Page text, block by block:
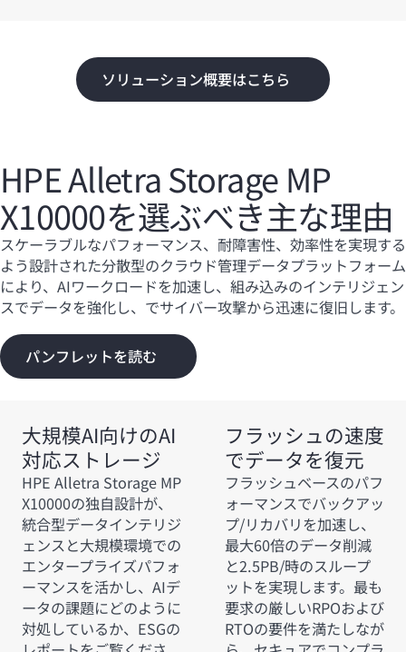
ソリューション概要はこちら
HPE Alletra Storage MP
X10000を選ぶべき主な理由
スケーラブルなパフォーマンス、耐障害性、効率性を実現する
よう設計された分散型のクラウド管理データプラットフォーム
により、AIワークロードを加速し、組み込みのインテリジェン
スでデータを強化し、でサイバー攻撃から迅速に復旧します。
パンフレットを読む
大規模AI向けのAI
対応ストレージ
HPE Alletra Storage MP
X10000の独自設計が、
統合型データインテリジ
ェンスと大規模環境での
エンタープライズパフォ
ーマンスを活かし、AIデ
ータの課題にどのように
対処しているか、ESGの
フラッシュの速度
でデータを復元
フラッシュベースのパフ
ォーマンスでバックアッ
プ/リカバリを加速し、
最大60倍のデータ削減
と2.5PB/時のスループ
ットを実現します。最も
要求の厳しいRPOおよび
RTOの要件を満たしなが